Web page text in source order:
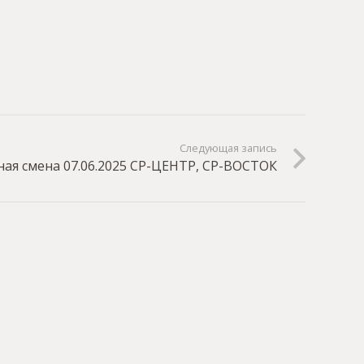
Следующая запись
смена 07.06.2025 СР-ЦЕНТР, СР-ВОСТОК